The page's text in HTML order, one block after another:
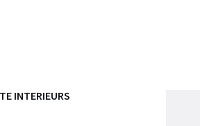
INTERIEURS